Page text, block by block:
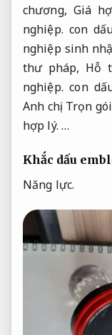
chương, Giá
nghiệp. con
nghiệp sinh
thư pháp, Hỗ
nghiệp. con
Anh chị. Trọn
hợp lý. …
Khắc dấu
Năng lực.